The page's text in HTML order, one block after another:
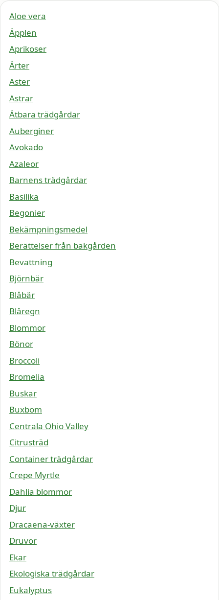
Aloe vera
Äpplen
Aprikoser
Ärter
Aster
Astrar
Ätbara trädgårdar
Auberginer
Avokado
Azaleor
Barnens trädgårdar
Basilika
Begonier
Bekämpningsmedel
Berättelser från bakgården
Bevattning
Björnbär
Blåbär
Blåregn
Blommor
Bönor
Broccoli
Bromelia
Buskar
Buxbom
Centrala Ohio Valley
Citrusträd
Container trädgårdar
Crepe Myrtle
Dahlia blommor
Djur
Dracaena-växter
Druvor
Ekar
Ekologiska trädgårdar
Eukalyptus